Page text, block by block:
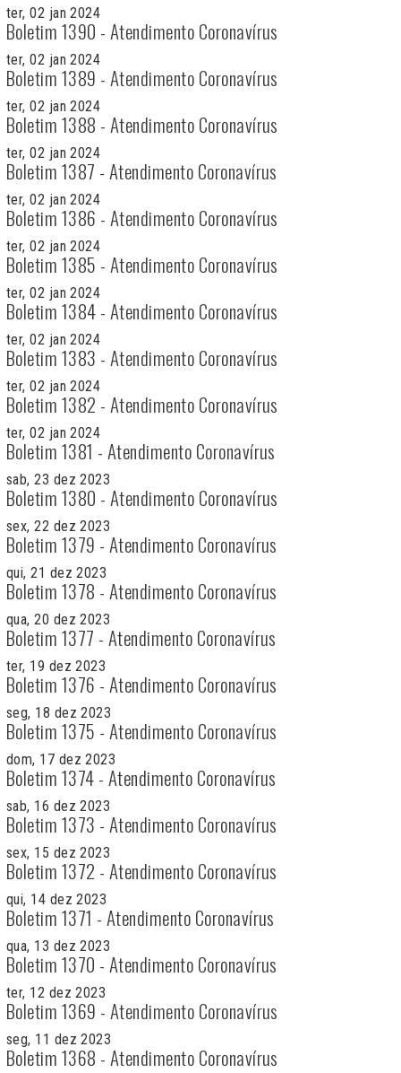
ter, 02 jan 2024
Boletim 1390 - Atendimento Coronavírus
ter, 02 jan 2024
Boletim 1389 - Atendimento Coronavírus
ter, 02 jan 2024
Boletim 1388 - Atendimento Coronavírus
ter, 02 jan 2024
Boletim 1387 - Atendimento Coronavírus
ter, 02 jan 2024
Boletim 1386 - Atendimento Coronavírus
ter, 02 jan 2024
Boletim 1385 - Atendimento Coronavírus
ter, 02 jan 2024
Boletim 1384 - Atendimento Coronavírus
ter, 02 jan 2024
Boletim 1383 - Atendimento Coronavírus
ter, 02 jan 2024
Boletim 1382 - Atendimento Coronavírus
ter, 02 jan 2024
Boletim 1381 - Atendimento Coronavírus
sab, 23 dez 2023
Boletim 1380 - Atendimento Coronavírus
sex, 22 dez 2023
Boletim 1379 - Atendimento Coronavírus
qui, 21 dez 2023
Boletim 1378 - Atendimento Coronavírus
qua, 20 dez 2023
Boletim 1377 - Atendimento Coronavírus
ter, 19 dez 2023
Boletim 1376 - Atendimento Coronavírus
seg, 18 dez 2023
Boletim 1375 - Atendimento Coronavírus
dom, 17 dez 2023
Boletim 1374 - Atendimento Coronavírus
sab, 16 dez 2023
Boletim 1373 - Atendimento Coronavírus
sex, 15 dez 2023
Boletim 1372 - Atendimento Coronavírus
qui, 14 dez 2023
Boletim 1371 - Atendimento Coronavírus
qua, 13 dez 2023
Boletim 1370 - Atendimento Coronavírus
ter, 12 dez 2023
Boletim 1369 - Atendimento Coronavírus
seg, 11 dez 2023
Boletim 1368 - Atendimento Coronavírus